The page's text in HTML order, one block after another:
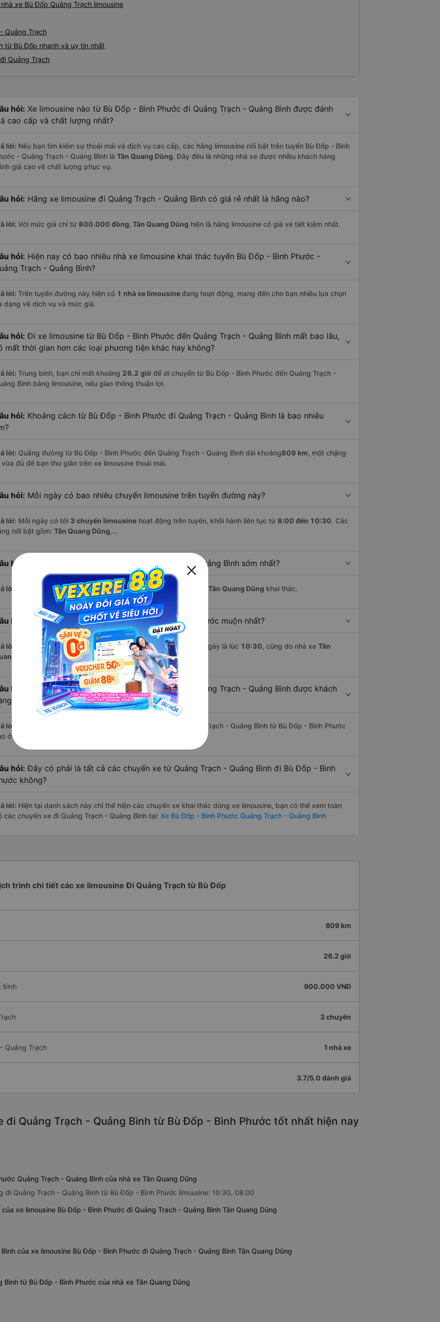
xe Bù Đốp Quảng Trạch limousine
Quảng Trạch
từ Bù Đốp nhanh và uy tín nhất
Quảng Trạch
hỏi: Xe limousine nào từ Bù Đốp - Bình Phước đi Quảng Trạch - Quảng Bình được đánh
cao cấp và chất lượng nhất?
lời: Nếu bạn tìm kiếm sự thoải mái và dịch vụ cao cấp, các hãng limousine nổi bật trên tuyến Bù Đốp - Bình
- Quảng Trạch - Quảng Bình là Tân Quang Dũng. Đây đều là những nhà xe được nhiều khách hàng
giá cao về chất lượng phục vụ.
hỏi: Hãng xe limousine đi Quảng Trạch - Quảng Bình có giá rẻ nhất là hãng nào?
lời: Với mức giá chỉ từ 800.000 đồng, Tân Quang Dũng hiện là hãng limousine có giá vé tiết kiệm nhất.
hỏi: Hiện nay có bao nhiêu nhà xe limousine khai thác tuyến Bù Đốp - Bình Phước -
Trạch - Quảng Bình?
lời: Trên tuyến đường này hiện có 1 nhà xe limousineđang hoạt động, mang đến cho bạn nhiều lựa chọn
dạng về dịch vụ và mức giá.
hỏi: Đi xe limousine từ Bù Đốp - Bình Phước đến Quảng Trạch - Quảng Bình mất bao lâu,
mất thời gian hơn các loại phương tiện khác hay không?
lời: Trung bình, bạn chỉ mất khoảng 26.2 giờ để di chuyển từ Bù Đốp - Bình Phước đến Quảng Trạch -
Bình bằng limousine, nếu giao thông thuận lợi.
hỏi: Khoảng cách từ Bù Đốp - Bình Phước đi Quảng Trạch - Quảng Bình là bao nhiêu
lời: Quãng đường từ Bù Đốp - Bình Phước đến Quảng Trạch - Quảng Bình dài khoảng809 km, một chặng
đủ để bạn thư giãn trên xe limousine thoải mái.
hỏi: Mỗi ngày có bao nhiêu chuyến limousine trên tuyến đường này?
lời: Mỗi ngày có tới 3 chuyến limousine hoạt động trên tuyến, khởi hành liên tục từ 8:00 đến 10:30. Các
nổi bật gồm: Tân Quang Dũng,...
hỏi: Xe limousine nào khởi hành từ Quảng Trạch - Quảng Bình sớm nhất?
lời: Chuyến limousine sớm nhất khởi hành lúc8:00 , do nhà xe Tân Quang Dũng khai thác.
hỏi: Xe limousine nào khởi hành từ Bù Đốp - Bình Phước muộn nhất?
lời: Nếu bạn muốn đi chuyến muộn, lựa chọn cuối cùng trong ngày là lúc 10:30, cũng do nhà xe Tân
Dũng
vận hành.
hỏi:
Xe limousine nào từ Bù Đốp - Bình Phước đi Quảng Trạch - Quảng Bình được khách
đánh giá tốt nhất?
lời:
Tạm thời chưa đủ review để đánh giá có nhà xe đi Quảng Trạch - Quảng Bình từ Bù Đốp - Bình Phước
ở tuyến đường này có chất lượng xuất sắc.
hỏi: Đây có phải là tất cả các chuyến xe từ Quảng Trạch - Quảng Bình đi Bù Đốp - Bình
không?
lời: Hiện tại danh sách này chỉ thể hiện các chuyến xe khai thác dòng xe limousine, bạn có thể xem toàn
các chuyến xe đi Quảng Trạch - Quảng Bình tại: Xe Bù Đốp - Bình Phước Quảng Trạch - Quảng Bình
trình chi tiết các xe limousine Đi Quảng Trạch từ Bù Đốp
809 km
26.2 giờ
bình 900.000 VNĐ
3 chuyến
Quảng Trạch 1 nhà xe
3.7/5.0 đánh giá
đi Quảng Trạch - Quảng Bình từ Bù Đốp - Bình Phước tốt nhất hiện nay
Quảng Trạch - Quảng Bình của nhà xe Tân Quang Dũng
đi Quảng Trạch - Quảng Bình từ Bù Đốp - Bình Phước limousine: 10:30, 08:00
xe limousine Bù Đốp - Bình Phước đi Quảng Trạch - Quảng Bình Tân Quang Dũng
của xe limousine Bù Đốp - Bình Phước đi Quảng Trạch - Quảng Bình Tân Quang Dũng
Bình từ Bù Đốp - Bình Phước của nhà xe Tân Quang Dũng